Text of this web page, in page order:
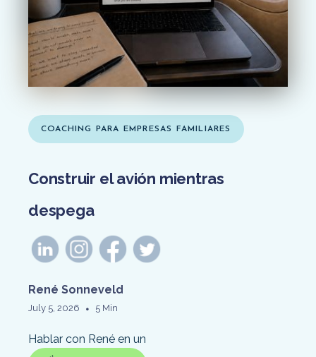
COACHING PARA EMPRESAS FAMILIARES
Construir el avión mientras
despega
July 5, 2026 • 5 Min
René Sonneveld
Hablar con René en un